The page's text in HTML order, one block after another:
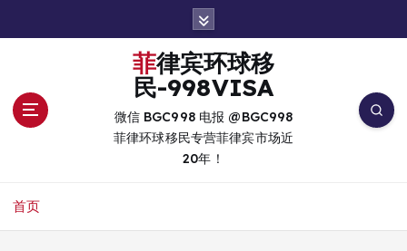
菲律宾环球移
民-998VISA
微信 BGC998 电报 @BGC998
菲律环球移民专营菲律宾市场近
20年！
首页